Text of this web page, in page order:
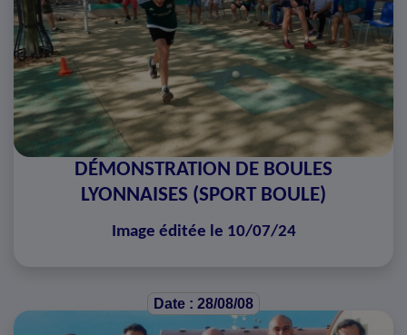
DÉMONSTRATION DE BOULES
LYONNAISES (SPORT BOULE)
Image éditée le 10/07/24
Date : 28/08/08